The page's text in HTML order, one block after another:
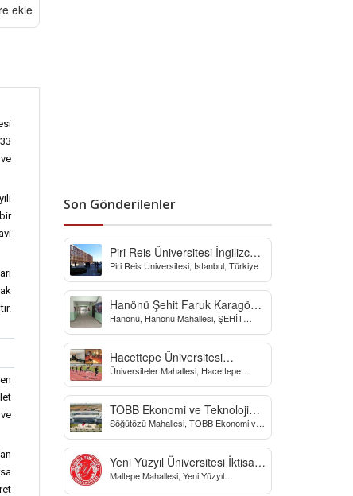
ekle
Son Gönderilenler
Piri Reis Üniversitesi İngilizce
Hazırlık Bölümü
Piri Reis Üniversitesi, İstanbul, Türkiye
Hanönü Şehit Faruk Karagöz
Yatılı Bölge Ortaokulu
Hanönü, Hanönü Mahallesi, ŞEHİT
Sokak, Kastamonu, Türkiye
Hacettepe Üniversitesi
Biyomekanik Laboratuvarı
Üniversiteler Mahallesi, Hacettepe
Yo, Çankaya/Ankara, Türkiye
TOBB Ekonomi ve Teknoloji
Üniversitesi
Söğütözü Mahallesi, TOBB Ekonomi ve
Caddesi, Ankara, Türkiye
Yeni Yüzyıl Üniversitesi İktisadi
ve İdari Bilimler Fakültesi
Maltepe Mahallesi, Yeni Yüzyıl